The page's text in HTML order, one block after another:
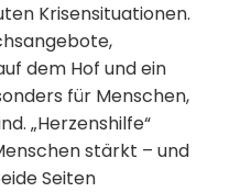
Krisensituationen.
dem Hof und ein
für Menschen,
„Herzenshilfe“
stärkt – und
Seiten